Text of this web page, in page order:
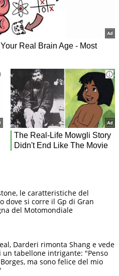
le caratteristiche del
dove si corre il Gp di Gran
del Motomondiale
Darderi rimonta Shang e vede
un tabellone intrigante: "Penso
ma sono felice del mio